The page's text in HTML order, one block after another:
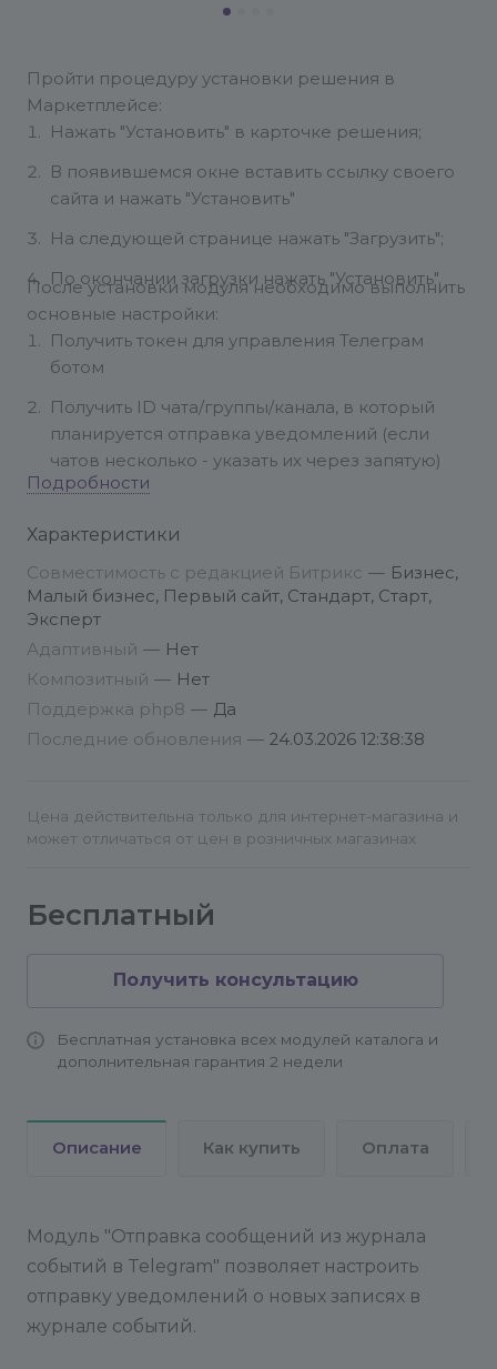
Пройти процедуру установки решения в
Маркетплейсе:
Нажать "Установить" в карточке решения;
В появившемся окне вставить ссылку своего
сайта и нажать "Установить"
На следующей странице нажать "Загрузить";
По окончании загрузки нажать "Установить".
После установки модуля необходимо выполнить
основные настройки:
Получить токен для управления Телеграм
ботом
Получить ID чата/группы/канала, в который
планируется отправка уведомлений (если
чатов несколько - указать их через запятую)
Заполнить полученные данные в
соответствующие настройки модуля,
"Отправить" для проверки доступа
Выбрать период и необходимые типы/
важности событий для отслеживания
Активировать модуль, нажав на
соответствующую галочку в настройках
Подробности
Характеристики
Совместимость с редакцией Битрикс — Бизнес,
Малый бизнес, Первый сайт, Стандарт, Старт,
Эксперт
Адаптивный — Нет
Композитный — Нет
Поддержка php8 — Да
Последние обновления — 24.03.2026 12:38:38
Цена действительна только для интернет-магазина и
может отличаться от цен в розничных магазинах
Бесплатный
Получить консультацию
Бесплатная установка всех модулей каталога и
дополнительная гарантия 2 недели
Описание Как купить Оплата
Модуль "Отправка сообщений из журнала
событий в Telegram" позволяет настроить
отправку уведомлений о новых записях в
журнале событий.